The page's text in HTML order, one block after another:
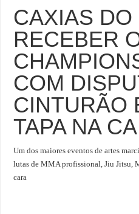
CAXIAS DO
RECEBER
COM
CINTURÃO
TAPA NA
Um dos maiores eventos de artes
lutas de MMA profissional, Jiu Jitsu,
cara